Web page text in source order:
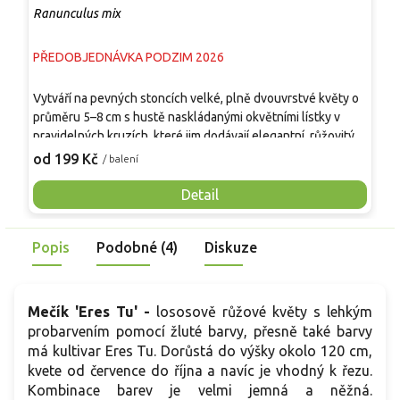
Ranunculus mix
PŘEDOBJEDNÁVKA PODZIM 2026
od 199 Kč / balení
Detail
Vytváří na pevných stoncích velké, plně dvouvrstvé květy o
průměru 5–8 cm s hustě naskládanými okvětními lístky v
pravidelných kruzích, které jim dodávají elegantní, růžovitý
vzhled. Listy jsou tmavě zelené a jemně členěné, tvoří
postupně od dubna do června a nabízí dlouhou sezónu
barev v záhonech i nádobách. Hodí se do skupinových i
plošných výsadeb, dobře kombinovatelná s trvalkami i jinými
cibulovinami, je vhodná také k řezu do vázy.
Popis Podobné (4) Diskuze
Mečík 'Eres Tu' - lososově růžové květy s lehkým
probarvením pomocí žluté barvy, přesně také barvy
má kultivar Eres Tu. Dorůstá do výšky okolo 120 cm,
kvete od července do října a navíc je vhodný k řezu.
Kombinace barev je velmi jemná a něžná.